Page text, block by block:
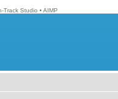
Track Studio • AIMP